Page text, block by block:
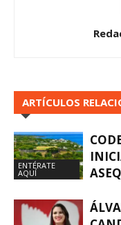
ARTÍCULOS
ENTÉRATE
AQUÍ